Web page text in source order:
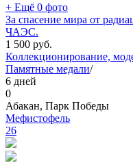
+ Ещё 0 фото
За спасение мира от
ЧАЭС.
1 500 руб.
Коллекционирование,
Памятные медали/
6 дней
0
Абакан, Парк Победы
Мефистофель
26